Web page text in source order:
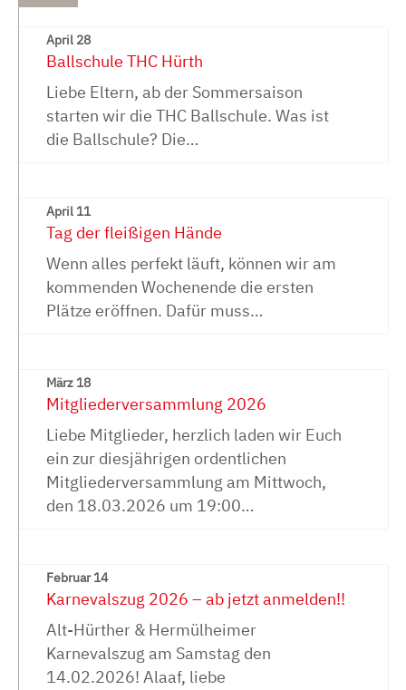
April 28
Ballschule THC Hürth
Liebe Eltern, ab der Sommersaison
starten wir die THC Ballschule. Was ist
die Ballschule? Die…
April 11
Tag der fleißigen Hände
Wenn alles perfekt läuft, können wir am
kommenden Wochenende die ersten
Plätze eröffnen. Dafür muss…
März 18
Mitgliederversammlung 2026
Liebe Mitglieder, herzlich laden wir Euch
ein zur diesjährigen ordentlichen
Mitgliederversammlung am Mittwoch,
den 18.03.2026 um 19:00…
Februar 14
Karnevalszug 2026 – ab jetzt anmelden!!
Alt-Hürther & Hermülheimer
Karnevalszug am Samstag den
14.02.2026! Alaaf, liebe